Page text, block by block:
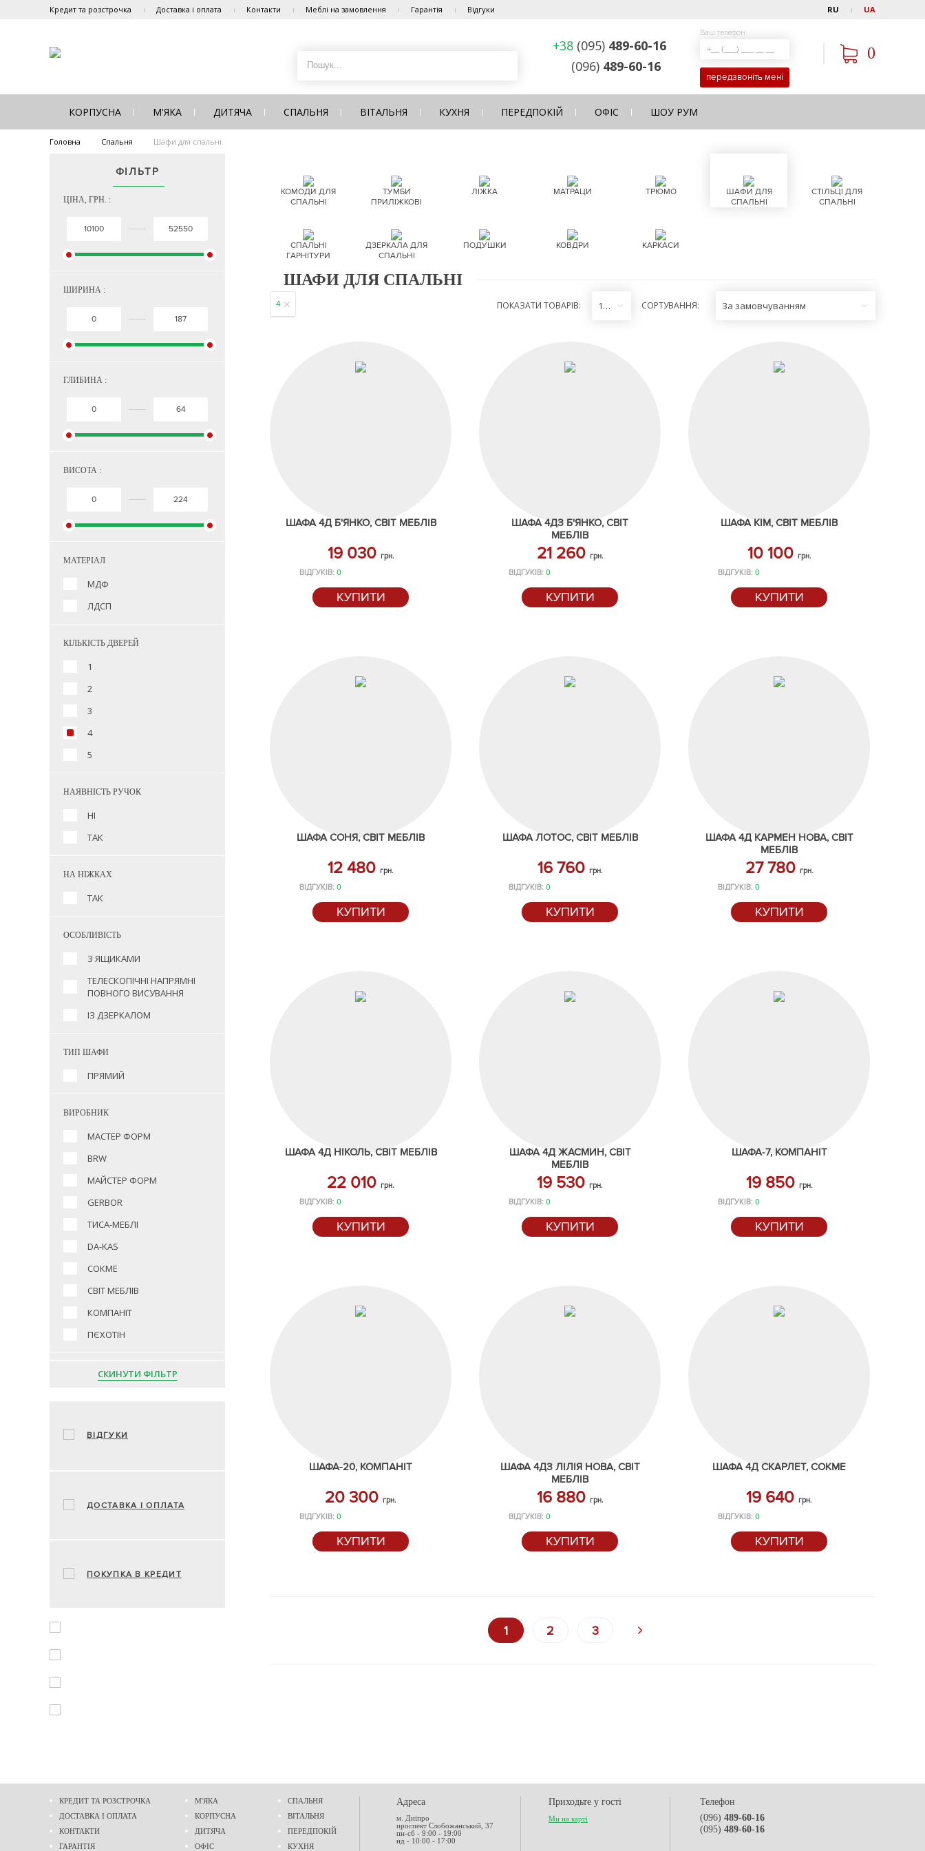
Кредит та розстрочка Доставка і оплата Контакти Меблі на замовлення Гарантія Відгуки RU UA
+38 (095) 489-60-16
(096) 489-60-16
Ваш телефон
передзвоніть мені
0
КОРПУСНА М'ЯКА ДИТЯЧА СПАЛЬНЯ ВІТАЛЬНЯ КУХНЯ ПЕРЕДПОКІЙ ОФІС ШОУ РУМ
Головна Спальня Шафи для спальні
ФІЛЬТР
ЦІНА, ГРН. :
ШИРИНА :
ГЛИБИНА :
ВИСОТА :
МАТЕРІАЛ
МДФ
ЛДСП
КІЛЬКІСТЬ ДВЕРЕЙ
1
2
3
4
5
НАЯВНІСТЬ РУЧОК
НІ
ТАК
НА НІЖКАХ
ТАК
ОСОБЛИВІСТЬ
З ЯЩИКАМИ
ТЕЛЕСКОПІЧНІ НАПРЯМНІ
ПОВНОГО ВИСУВАННЯ
ІЗ ДЗЕРКАЛОМ
ТИП ШАФИ
ПРЯМИЙ
ВИРОБНИК
МАСТЕР ФОРМ
BRW
МАЙСТЕР ФОРМ
GERBOR
ТИСА-МЕБЛІ
DA-KAS
СОКМЕ
СВІТ МЕБЛІВ
КОМПАНІТ
ПЄХОТІН
СКИНУТИ ФІЛЬТР
ВІДГУКИ
ДОСТАВКА І ОПЛАТА
ПОКУПКА В КРЕДИТ
КОМОДИ ДЛЯ
СПАЛЬНІ
ТУМБИ
ПРИЛІЖКОВІ
ЛІЖКА МАТРАЦИ ТРЮМО
ШАФИ ДЛЯ
СПАЛЬНІ
СТІЛЬЦІ ДЛЯ
СПАЛЬНІ
СПАЛЬНІ
ГАРНІТУРИ
ДЗЕРКАЛА ДЛЯ
СПАЛЬНІ
ПОДУШКИ КОВДРИ КАРКАСИ
ШАФИ ДЛЯ СПАЛЬНІ
4 ПОКАЗАТИ ТОВАРІВ: 12 СОРТУВАННЯ: За замовчуванням
ШАФА 4Д Б'ЯНКО, СВІТ МЕБЛІВ
19 030 грн.
ВІДГУКІВ: 0
КУПИТИ
ШАФА 4ДЗ Б'ЯНКО, СВІТ
МЕБЛІВ
21 260 грн.
ВІДГУКІВ: 0
КУПИТИ
ШАФА КІМ, СВІТ МЕБЛІВ
10 100 грн.
ВІДГУКІВ: 0
КУПИТИ
ШАФА СОНЯ, СВІТ МЕБЛІВ
12 480 грн.
ВІДГУКІВ: 0
КУПИТИ
ШАФА ЛОТОС, СВІТ МЕБЛІВ
16 760 грн.
ВІДГУКІВ: 0
КУПИТИ
ШАФА 4Д КАРМЕН НОВА, СВІТ
МЕБЛІВ
27 780 грн.
ВІДГУКІВ: 0
КУПИТИ
ШАФА 4Д НІКОЛЬ, СВІТ МЕБЛІВ
22 010 грн.
ВІДГУКІВ: 0
КУПИТИ
ШАФА 4Д ЖАСМИН, СВІТ
МЕБЛІВ
19 530 грн.
ВІДГУКІВ: 0
КУПИТИ
ШАФА-7, КОМПАНІТ
19 850 грн.
ВІДГУКІВ: 0
КУПИТИ
ШАФА-20, КОМПАНІТ
20 300 грн.
ВІДГУКІВ: 0
КУПИТИ
ШАФА 4ДЗ ЛІЛІЯ НОВА, СВІТ
МЕБЛІВ
16 880 грн.
ВІДГУКІВ: 0
КУПИТИ
ШАФА 4Д СКАРЛЕТ, СОКМЕ
19 640 грн.
ВІДГУКІВ: 0
КУПИТИ
1 2 3
КРЕДИТ ТА РОЗСТРОЧКА
ДОСТАВКА І ОПЛАТА
КОНТАКТИ
ГАРАНТІЯ
М'ЯКА
КОРПУСНА
ДИТЯЧА
ОФІС
СПАЛЬНЯ
ВІТАЛЬНЯ
ПЕРЕДПОКІЙ
КУХНЯ
Адреса
м. Дніпро
проспект Слобожанський, 37
пн-сб - 9:00 - 19:00
нд - 10:00 - 17:00
Приходьте у гості
Ми на карті
Телефон
(096) 489-60-16
(095) 489-60-16